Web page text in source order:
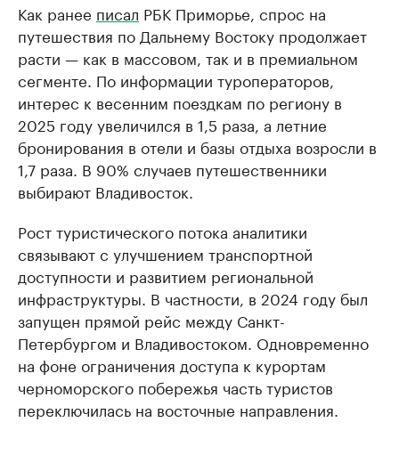
Как ранее писал РБК Приморье, спрос на
путешествия по Дальнему Востоку продолжает
расти — как в массовом, так и в премиальном
сегменте. По информации туроператоров,
интерес к весенним поездкам по региону в
2025 году увеличился в 1,5 раза, а летние
бронирования в отели и базы отдыха возросли в
1,7 раза. В 90% случаев путешественники
выбирают Владивосток.
Рост туристического потока аналитики
связывают с улучшением транспортной
доступности и развитием региональной
инфраструктуры. В частности, в 2024 году был
запущен прямой рейс между Санкт-
Петербургом и Владивостоком. Одновременно
на фоне ограничения доступа к курортам
черноморского побережья часть туристов
переключилась на восточные направления.